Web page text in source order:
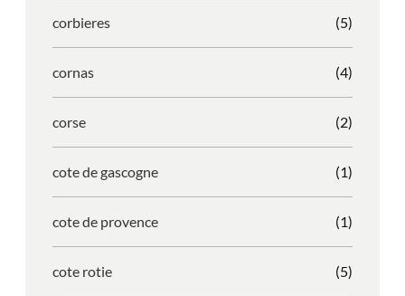
corbieres (5)
cornas (4)
corse (2)
cote de gascogne (1)
cote de provence (1)
cote rotie (5)